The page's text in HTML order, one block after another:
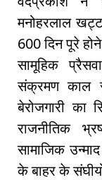
मनोहरलाल
600 दिन पूरे
सामूहिक
संक्रमण काल
बेरोजगारी का
राजनीतिक
सामाजिक
के बाहर के